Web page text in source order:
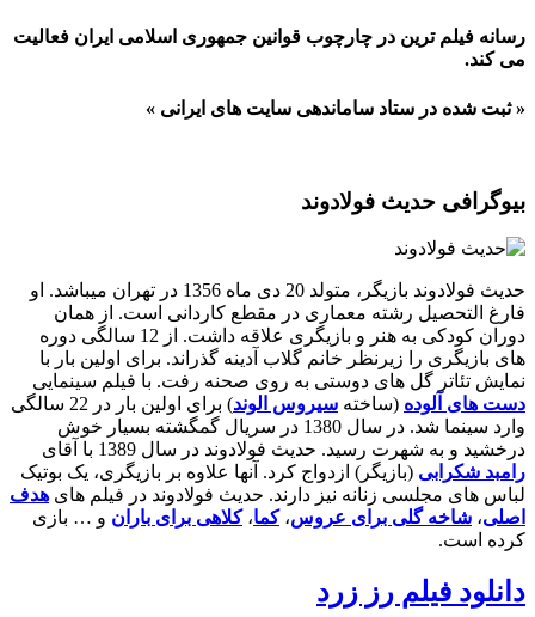
رسانه فیلم ترین در چارچوب قوانین جمهوری اسلامی ایران فعالیت
می کند.
« ثبت شده در ستاد ساماندهی سایت های ایرانی »
بیوگرافی حدیث فولادوند
حدیث فولادوند بازیگر، متولد 20 دی ماه 1356 در تهران میباشد. او
فارغ التحصیل رشته معماری در مقطع کاردانی است. از همان
دوران کودکی به هنر و بازیگری علاقه داشت. از 12 سالگی دوره
های بازیگری را زیرنظر خانم گلاب آدینه گذراند. برای اولین بار با
نمایش تئاتر گل های دوستی به روی صحنه رفت. با فیلم سینمایی
دست های آلوده (ساخته سیروس الوند
) برای اولین بار در 22 سالگی
وارد سینما شد. در سال 1380 در سریال گمگشته بسیار خوش
درخشید و به شهرت رسید. حدیث فولادوند در سال 1389 با آقای
رامبد شکرابی (بازیگر) ازدواج کرد. آنها علاوه بر بازیگری، یک بوتیک
لباس های مجلسی زنانه نیز دارند. حدیث فولادوند در فیلم های هدف
اصلی، شاخه گلی برای عروس،کما،کلاهی برای باران و … بازی
کرده است.
دانلود فیلم رز زرد